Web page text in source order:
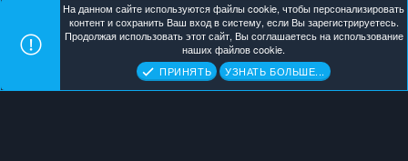
Mineland Dark Помощь Главная
R
S
S
Mineland Network . All Rights Reserved.
На данном сайте используются файлы cookie, чтобы персонализировать
контент и сохранить Ваш вход в систему, если Вы зарегистрируетесь.
Продолжая использовать этот сайт, Вы соглашаетесь на использование
наших файлов cookie.
ПРИНЯТЬ
УЗНАТЬ БОЛЬШЕ...